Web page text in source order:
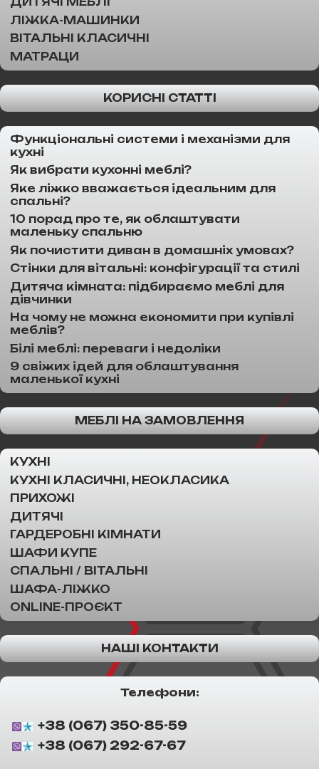
ЛІЖКА-МАШИНКИ
ВІТАЛЬНІ КЛАСИЧНІ
МАТРАЦИ
КОРИСНІ СТАТТІ
Функціональні системи і механізми для
кухні
Як вибрати кухонні меблі?
Яке ліжко вважається ідеальним для
спальні?
10 порад про те, як облаштувати
маленьку спальню
Як почистити диван в домашніх умовах?
Стінки для вітальні: конфігурації та стилі
Дитяча кімната: підбираємо меблі для
дівчинки
На чому не можна економити при купівлі
меблів?
Білі меблі: переваги і недоліки
9 свіжих ідей для облаштування
маленької кухні
МЕБЛІ НА ЗАМОВЛЕННЯ
КУХНІ
КУХНІ КЛАСИЧНІ, НЕОКЛАСИКА
ПРИХОЖІ
ДИТЯЧІ
ГАРДЕРОБНІ КІМНАТИ
ШАФИ КУПЕ
СПАЛЬНІ / ВІТАЛЬНІ
ШАФА-ЛІЖКО
ONLINE-ПРОЄКТ
НАШІ КОНТАКТИ
Телефони:
+38 (067) 350-85-59
+38 (067) 292-67-67